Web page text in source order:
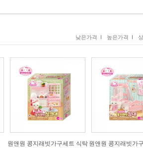
낮은가격 I 높은가격 I
원앤원 콩지래빗가구세트 식탁 원앤원 콩지래빗가